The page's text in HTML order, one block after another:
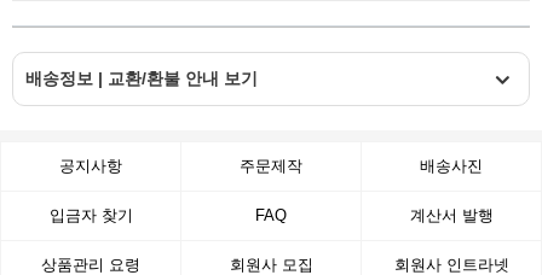
배송정보 | 교환/환불 안내 보기
공지사항 주문제작 배송사진
입금자 찾기 FAQ 계산서 발행
상품관리 요령 회원사 모집 회원사 인트라넷